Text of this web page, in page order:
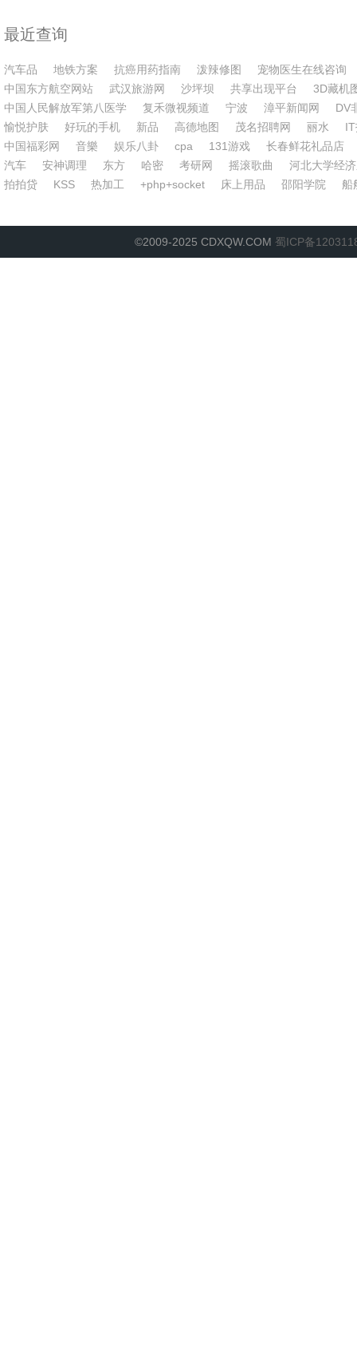
最近查询
汽车品 地铁方案 抗癌用药指南 泼辣修图
宠物医生在线咨询
中国东方航空网站
武汉旅游网 沙坪坝 共享出现平台
3D藏机
中国人民解放军第八医学
复禾微视频道 宁波 漳平新闻网
DV
愉悦护肤
好玩的手机 新品 高德地图 茂名招聘网 丽水
中国福彩网
音樂 娱乐八卦 cpa 131游戏
长春鲜花礼品店
汽车
安神调理 东方 哈密 考研网 摇滚歌曲
河北大学经
拍拍贷
KSS 热加工 +php+socket 床上用品 邵阳学院 船
©2009-2025 CDXQW.COM 蜀ICP备